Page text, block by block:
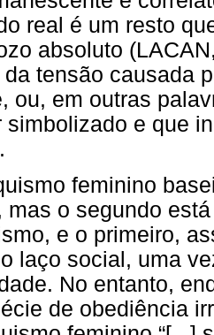
real é um resto
absoluto
tensão causada
ou, em outras
simbolizado e que
feminino
mas o segundo
e o primeiro,
laço social, uma
No entanto,
de obediência